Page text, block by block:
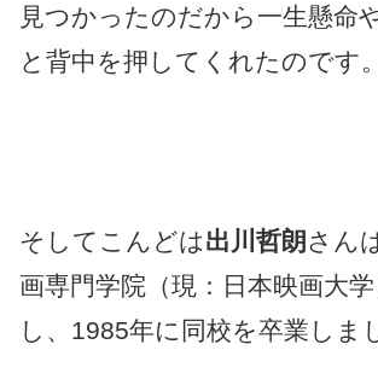
見つかったのだから一生懸命
と背中を押してくれたのです。
そしてこんどは出川哲朗 さん
画専門学院（現：日本映画大
し、1985年に同校を卒業しま